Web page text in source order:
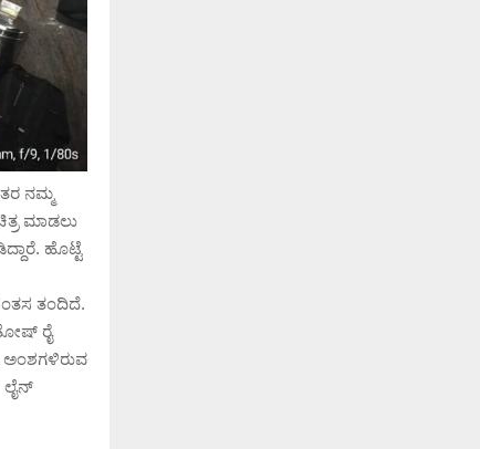
ನಮ್ಮ‌
ಮಾಡಲು
ಹೊಟ್ಟೆ
ತಂದಿದೆ.
ರೈ
ಅಂಶಗಳಿರುವ
ಲೈನ್